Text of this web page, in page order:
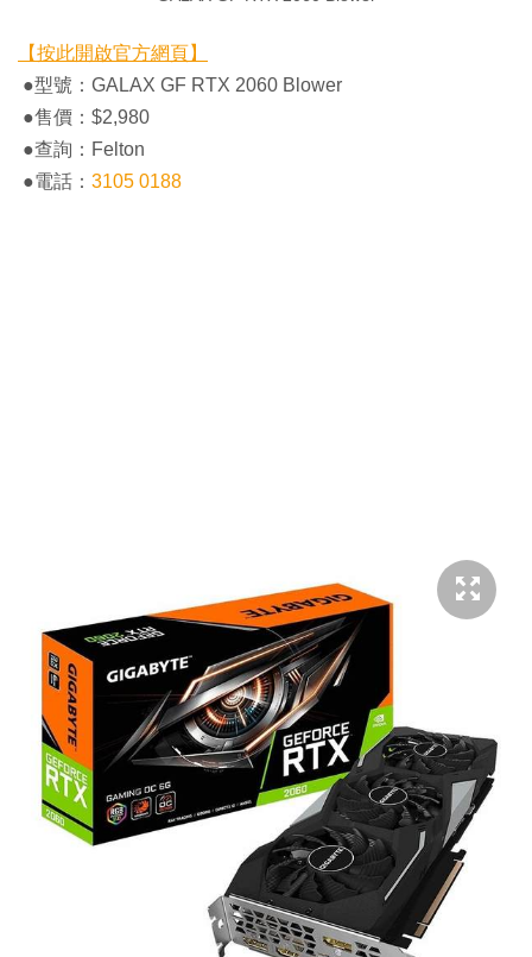
【按此開啟官方網頁】
●型號：GALAX GF RTX 2060 Blower
●售價：$2,980
●查詢：Felton
●電話： 3105 0188